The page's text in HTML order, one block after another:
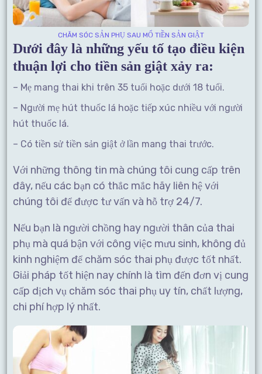
CHĂM SÓC SẢN PHỤ SAU MỔ TIỀN SẢN GIẬT
Dưới đây là những yếu tố tạo điều kiện
thuận lợi cho tiền sản giật xảy ra:
– Mẹ mang thai khi trên 35 tuổi hoặc dưới 18 tuổi.
– Người mẹ hút thuốc lá hoặc tiếp xúc nhiều với người
hút thuốc lá.
– Có tiền sử tiền sản giật ở lần mang thai trước.
Với những thông tin mà chúng tôi cung cấp trên
đây, nếu các bạn có thắc mắc hãy liên hệ với
chúng tôi để được tư vấn và hỗ trợ 24/7.
Nếu bạn là người chồng hay người thân của thai
phụ mà quá bận với công việc mưu sinh, không đủ
kinh nghiệm để chăm sóc thai phụ được tốt nhất.
Giải pháp tốt hiện nay chính là tìm đến đơn vị cung
cấp dịch vụ chăm sóc thai phụ uy tín, chất lượng,
chi phí hợp lý nhất.